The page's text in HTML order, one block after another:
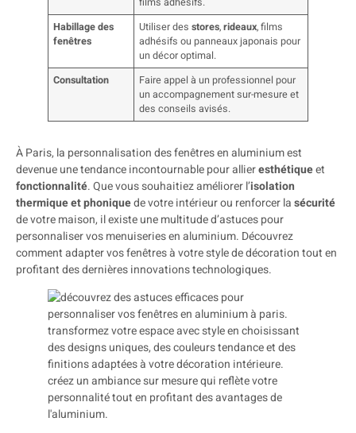
Habillage des
fenêtres
Utiliser desstores,rideaux, films
adhésifs ou panneaux japonais pour
un décor optimal.
Consultation
Faire appel à un professionnel pour
un accompagnement sur-mesure et
des conseils avisés.
À Paris, la personnalisation des fenêtres en aluminium est
devenue une tendance incontournable pour allieresthétiqueet
fonctionnalité. Que vous souhaitiez améliorer l’isolation
thermique et phoniquede votre intérieur ou renforcer lasécurité
de votre maison, il existe une multitude d’astuces pour
personnaliser vos menuiseries en aluminium. Découvrez
comment adapter vos fenêtres à votre style de décoration tout en
profitant des dernières innovations technologiques.